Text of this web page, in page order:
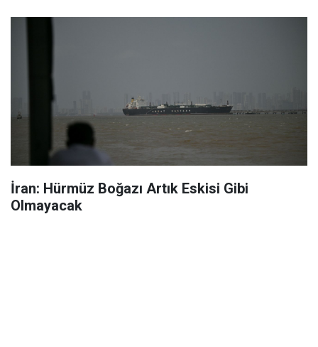
İran: Hürmüz Boğazı Artık Eskisi Gibi
Olmayacak